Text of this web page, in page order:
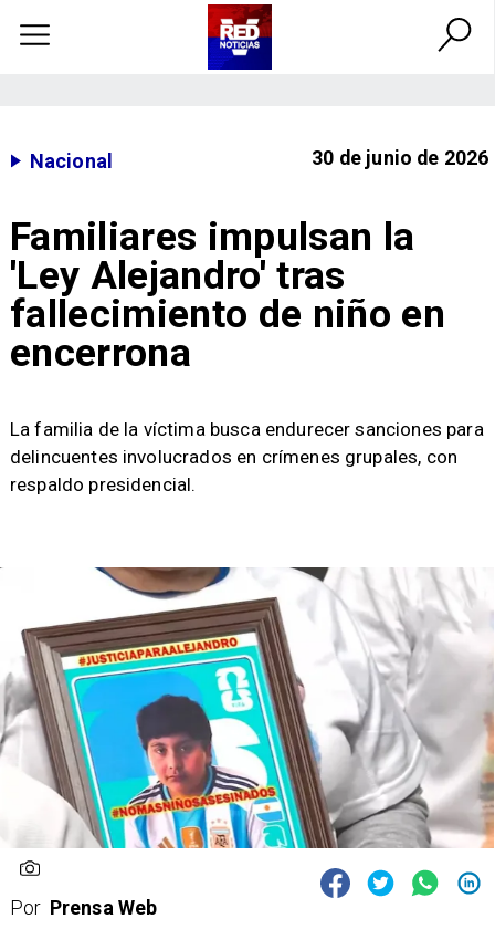
Nacional 30 de junio de 2026
Familiares impulsan la
'Ley Alejandro' tras
fallecimiento de niño en
encerrona
La familia de la víctima busca endurecer sanciones para
delincuentes involucrados en crímenes grupales, con
respaldo presidencial.
Por Prensa Web